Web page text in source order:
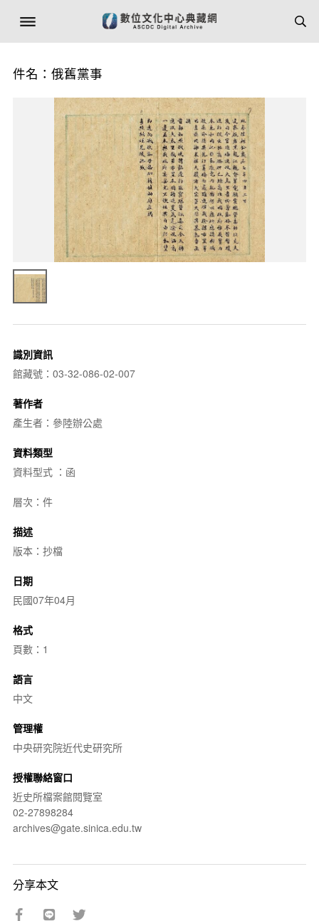
件名：俄舊黨事
識別資訊
館藏號：03-32-086-02-007
著作者
產生者：參陸辦公處
資料類型
資料型式 ：函
層次：件
描述
版本：抄檔
日期
民國07年04月
格式
頁數：1
語言
中文
管理權
中央研究院近代史研究所
授權聯絡窗口
近史所檔案館閱覽室
02-27898284
archives@gate.sinica.edu.tw
分享本文